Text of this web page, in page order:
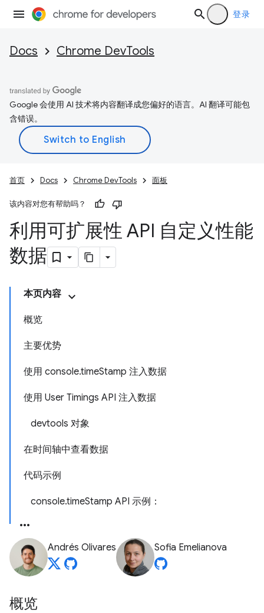
登录
Docs Chrome DevTools
Google 会使用 AI 技术将内容翻译成您偏好的语言。AI 翻译可能包
含错误。
首页 Docs Chrome DevTools 面板
该内容对您有帮助吗？
利用可扩展性 API 自定义性能
数据
本页内容
概览
主要优势
使用 console.timeStamp 注入数据
使用 User Timings API 注入数据
devtools 对象
在时间轴中查看数据
代码示例
console.timeStamp API 示例：
Andrés Olivares Sofia Emelianova
概览